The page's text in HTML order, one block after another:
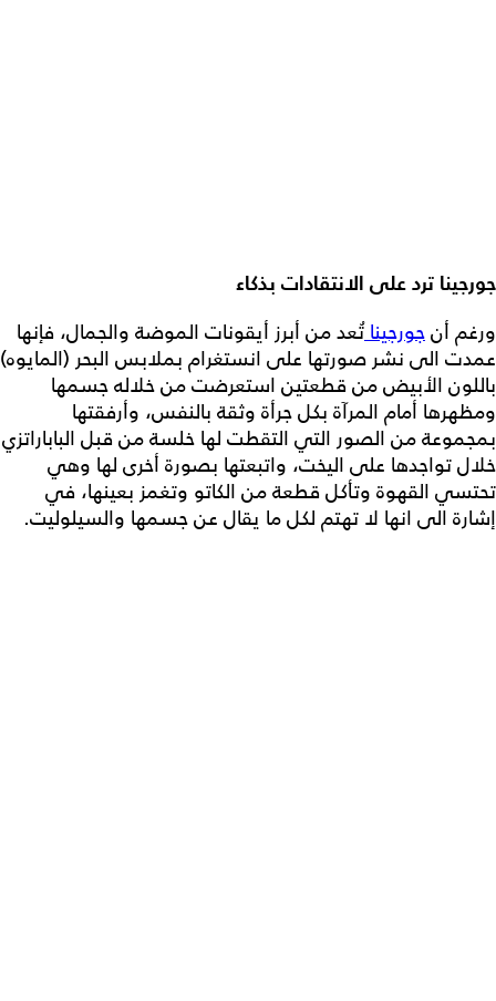
جورجينا ترد على الانتقادات بذكاء
ورغم أنجورجيناتُعد من أبرز أيقونات الموضة والجمال، فإنها
عمدت الى نشر صورتها على انستغرام بملابس البحر (المايوه)
باللون الأبيض من قطعتين استعرضت من خلاله جسمها
ومظهرها أمام المرآة بكل جرأة وثقة بالنفس، وأرفقتها
بمجموعة من الصور التي التقطت لها خلسة من قبل الباباراتزي
خلال تواجدها على اليخت، واتبعتها بصورة أخرى لها وهي
تحتسي القهوة وتأكل قطعة من الكاتو وتغمز بعينها، في
إشارة الى انها لا تهتم لكل ما يقال عن جسمها والسيلوليت.